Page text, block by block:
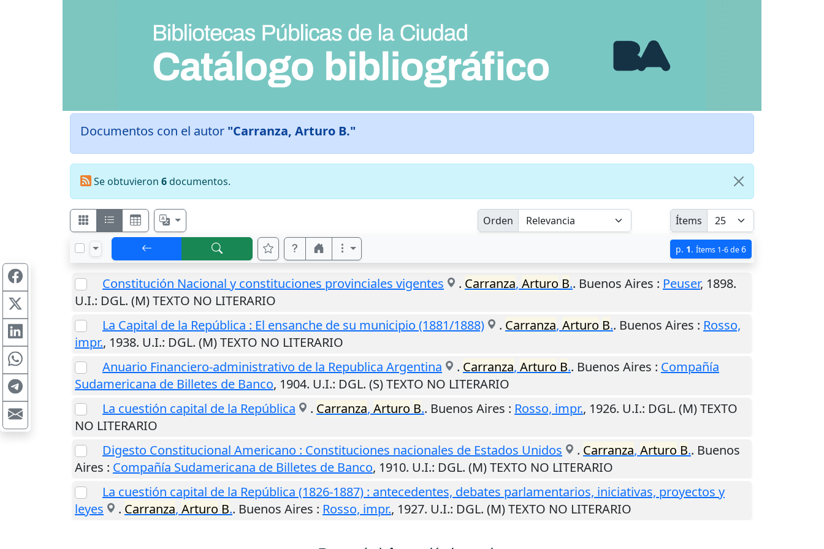
Documentos con el autor "Carranza, Arturo B."
Se obtuvieron 6documentos.
Orden Ítems
p. 1. Ítems 1-6 de6
Constitución Nacional y constituciones provinciales vigentes . Carranza, Arturo B.. Buenos Aires : Peuser, 1898.
U.I.: DGL. (M) TEXTO NO LITERARIO
La Capital de la República : El ensanche de su municipio (1881/1888)
. Carranza, Arturo B.. Buenos Aires : Rosso,
impr., 1938. U.I.: DGL. (M) TEXTO NO LITERARIO
Anuario Financiero-administrativo de la Republica Argentina
. Carranza, Arturo B.. Buenos Aires : Compañía
Sudamericana de Billetes de Banco, 1904. U.I.: DGL. (S) TEXTO NO LITERARIO
La cuestión capital de la República
. Carranza, Arturo B.. Buenos Aires : Rosso, impr., 1926. U.I.: DGL. (M) TEXTO
NO LITERARIO
Digesto Constitucional Americano : Constituciones nacionales de Estados Unidos
. Carranza, Arturo B.. Buenos
Aires : Compañía Sudamericana de Billetes de Banco, 1910. U.I.: DGL. (M) TEXTO NO LITERARIO
La cuestión capital de la República (1826-1887) : antecedentes, debates parlamentarios, iniciativas, proyectos y
leyes
. Carranza, Arturo B.. Buenos Aires : Rosso, impr., 1927. U.I.: DGL. (M) TEXTO NO LITERARIO